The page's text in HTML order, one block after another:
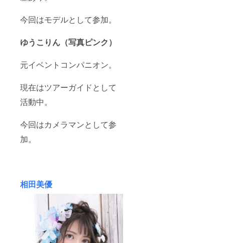
今回はモデルとして参加。
ゆうこりん（写真ピンク）
元イベントコンパニオン。
現在はツアーガイドとして
活動中。
今回はカメラマンとして参
加。
相田美優